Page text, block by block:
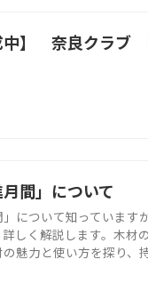
中】 奈良クラブ
月間」について
」について知っていま
しく解説します。木材
魅力と使い方を探り、